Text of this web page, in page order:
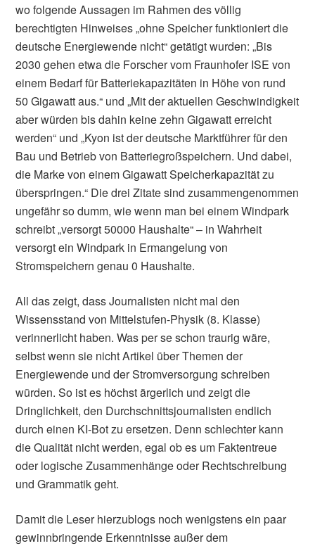
wo folgende Aussagen im Rahmen des völlig
berechtigten Hinweises „ohne Speicher funktioniert die
deutsche Energiewende nicht“ getätigt wurden: „Bis
2030 gehen etwa die Forscher vom Fraunhofer ISE von
einem Bedarf für Batteriekapazitäten in Höhe von rund
50 Gigawatt aus.“ und „Mit der aktuellen Geschwindigkeit
aber würden bis dahin keine zehn Gigawatt erreicht
werden“ und „Kyon ist der deutsche Marktführer für den
Bau und Betrieb von Batteriegroßspeichern. Und dabei,
die Marke von einem Gigawatt Speicherkapazität zu
überspringen.“ Die drei Zitate sind zusammengenommen
ungefähr so dumm, wie wenn man bei einem Windpark
schreibt „versorgt 50000 Haushalte“ – in Wahrheit
versorgt ein Windpark in Ermangelung von
Stromspeichern genau 0 Haushalte.
All das zeigt, dass Journalisten nicht mal den
Wissensstand von Mittelstufen-Physik (8. Klasse)
verinnerlicht haben. Was per se schon traurig wäre,
selbst wenn sie nicht Artikel über Themen der
Energiewende und der Stromversorgung schreiben
würden. So ist es höchst ärgerlich und zeigt die
Dringlichkeit, den Durchschnittsjournalisten endlich
durch einen KI-Bot zu ersetzen. Denn schlechter kann
die Qualität nicht werden, egal ob es um Faktentreue
oder logische Zusammenhänge oder Rechtschreibung
und Grammatik geht.
Damit die Leser hierzublogs noch wenigstens ein paar
gewinnbringende Erkenntnisse außer dem